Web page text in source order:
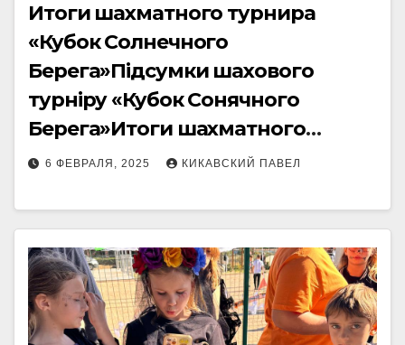
Итоги шахматного турнира
«Кубок Солнечного
Берега»Підсумки шахового
турніру «Кубок Сонячного
Берега»Итоги шахматного
турнира «Кубок Солнечного
6 ФЕВРАЛЯ, 2025 КИКАВСКИЙ ПАВЕЛ